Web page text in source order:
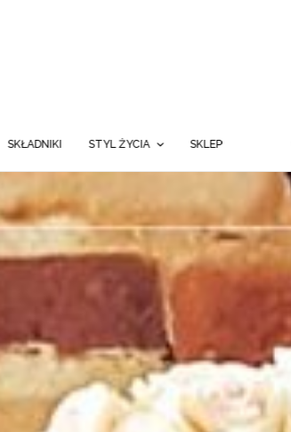
SKŁADNIKI STYL ŻYCIA SKLEP